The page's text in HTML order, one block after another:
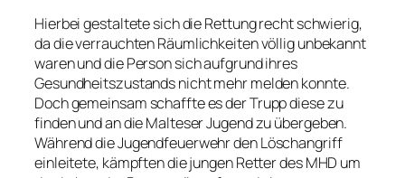
Hierbei gestaltete sich die Rettung recht schwierig,
da die verrauchten Räumlichkeiten völlig unbekannt
waren und die Person sich aufgrund ihres
Gesundheitszustands nicht mehr melden konnte.
Doch gemeinsam schaffte es der Trupp diese zu
finden und an die Malteser Jugend zu übergeben.
Während die Jugendfeuerwehr den Löschangriff
einleitete, kämpften die jungen Retter des MHD um